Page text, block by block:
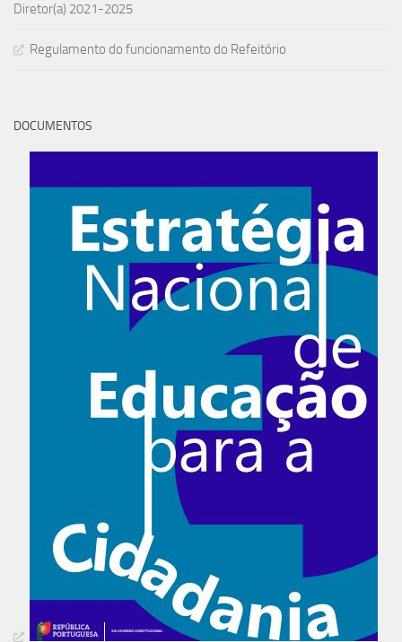
Diretor(a) 2021-2025
Regulamento do funcionamento do Refeitório
DOCUMENTOS